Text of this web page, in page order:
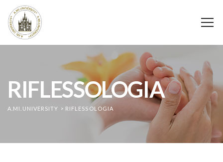
RIFLESSOLOGIA
A.MI.UNIVERSITY > RIFLESSOLOGIA